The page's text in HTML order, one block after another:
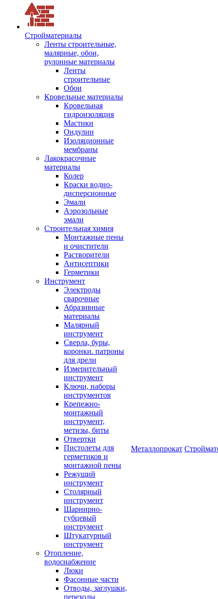
Стройматериалы
Ленты строительные,
малярные, обои,
рулонные материалы
Ленты
строительные
Обои
Кровельные материалы
Кровельная
гидроизоляция
Мастики
Ондулин
Изоляционные
мембраны
Лакокрасочные
материалы
Колер
Краски водно-
дисперсионные
Эмали
Аэрозольные
эмали
Строительная химия
Монтажные пены
и очистители
Растворители
Антисептики
Герметики
Инструмент
Электроды
сварочные
Абразивные
материалы
Малярный
инструмент
Сверла, буры,
коронки. патроны
для дрели
Измерительный
инструмент
Ключи, наборы
инструментов
Крепежно-
монтажный
инструмент,
метизы, биты
Отвертки
Пистолеты для
герметиков и
монтажной пены
Режущий
инструмент
Столярный
инструмент
Шарнирно-
губцевый
инструмент
Штукатурный
инструмент
Отопление,
водоснабжение
Люки
Фасонные части
Отводы, заглушки,
переходы
Металлопрокат